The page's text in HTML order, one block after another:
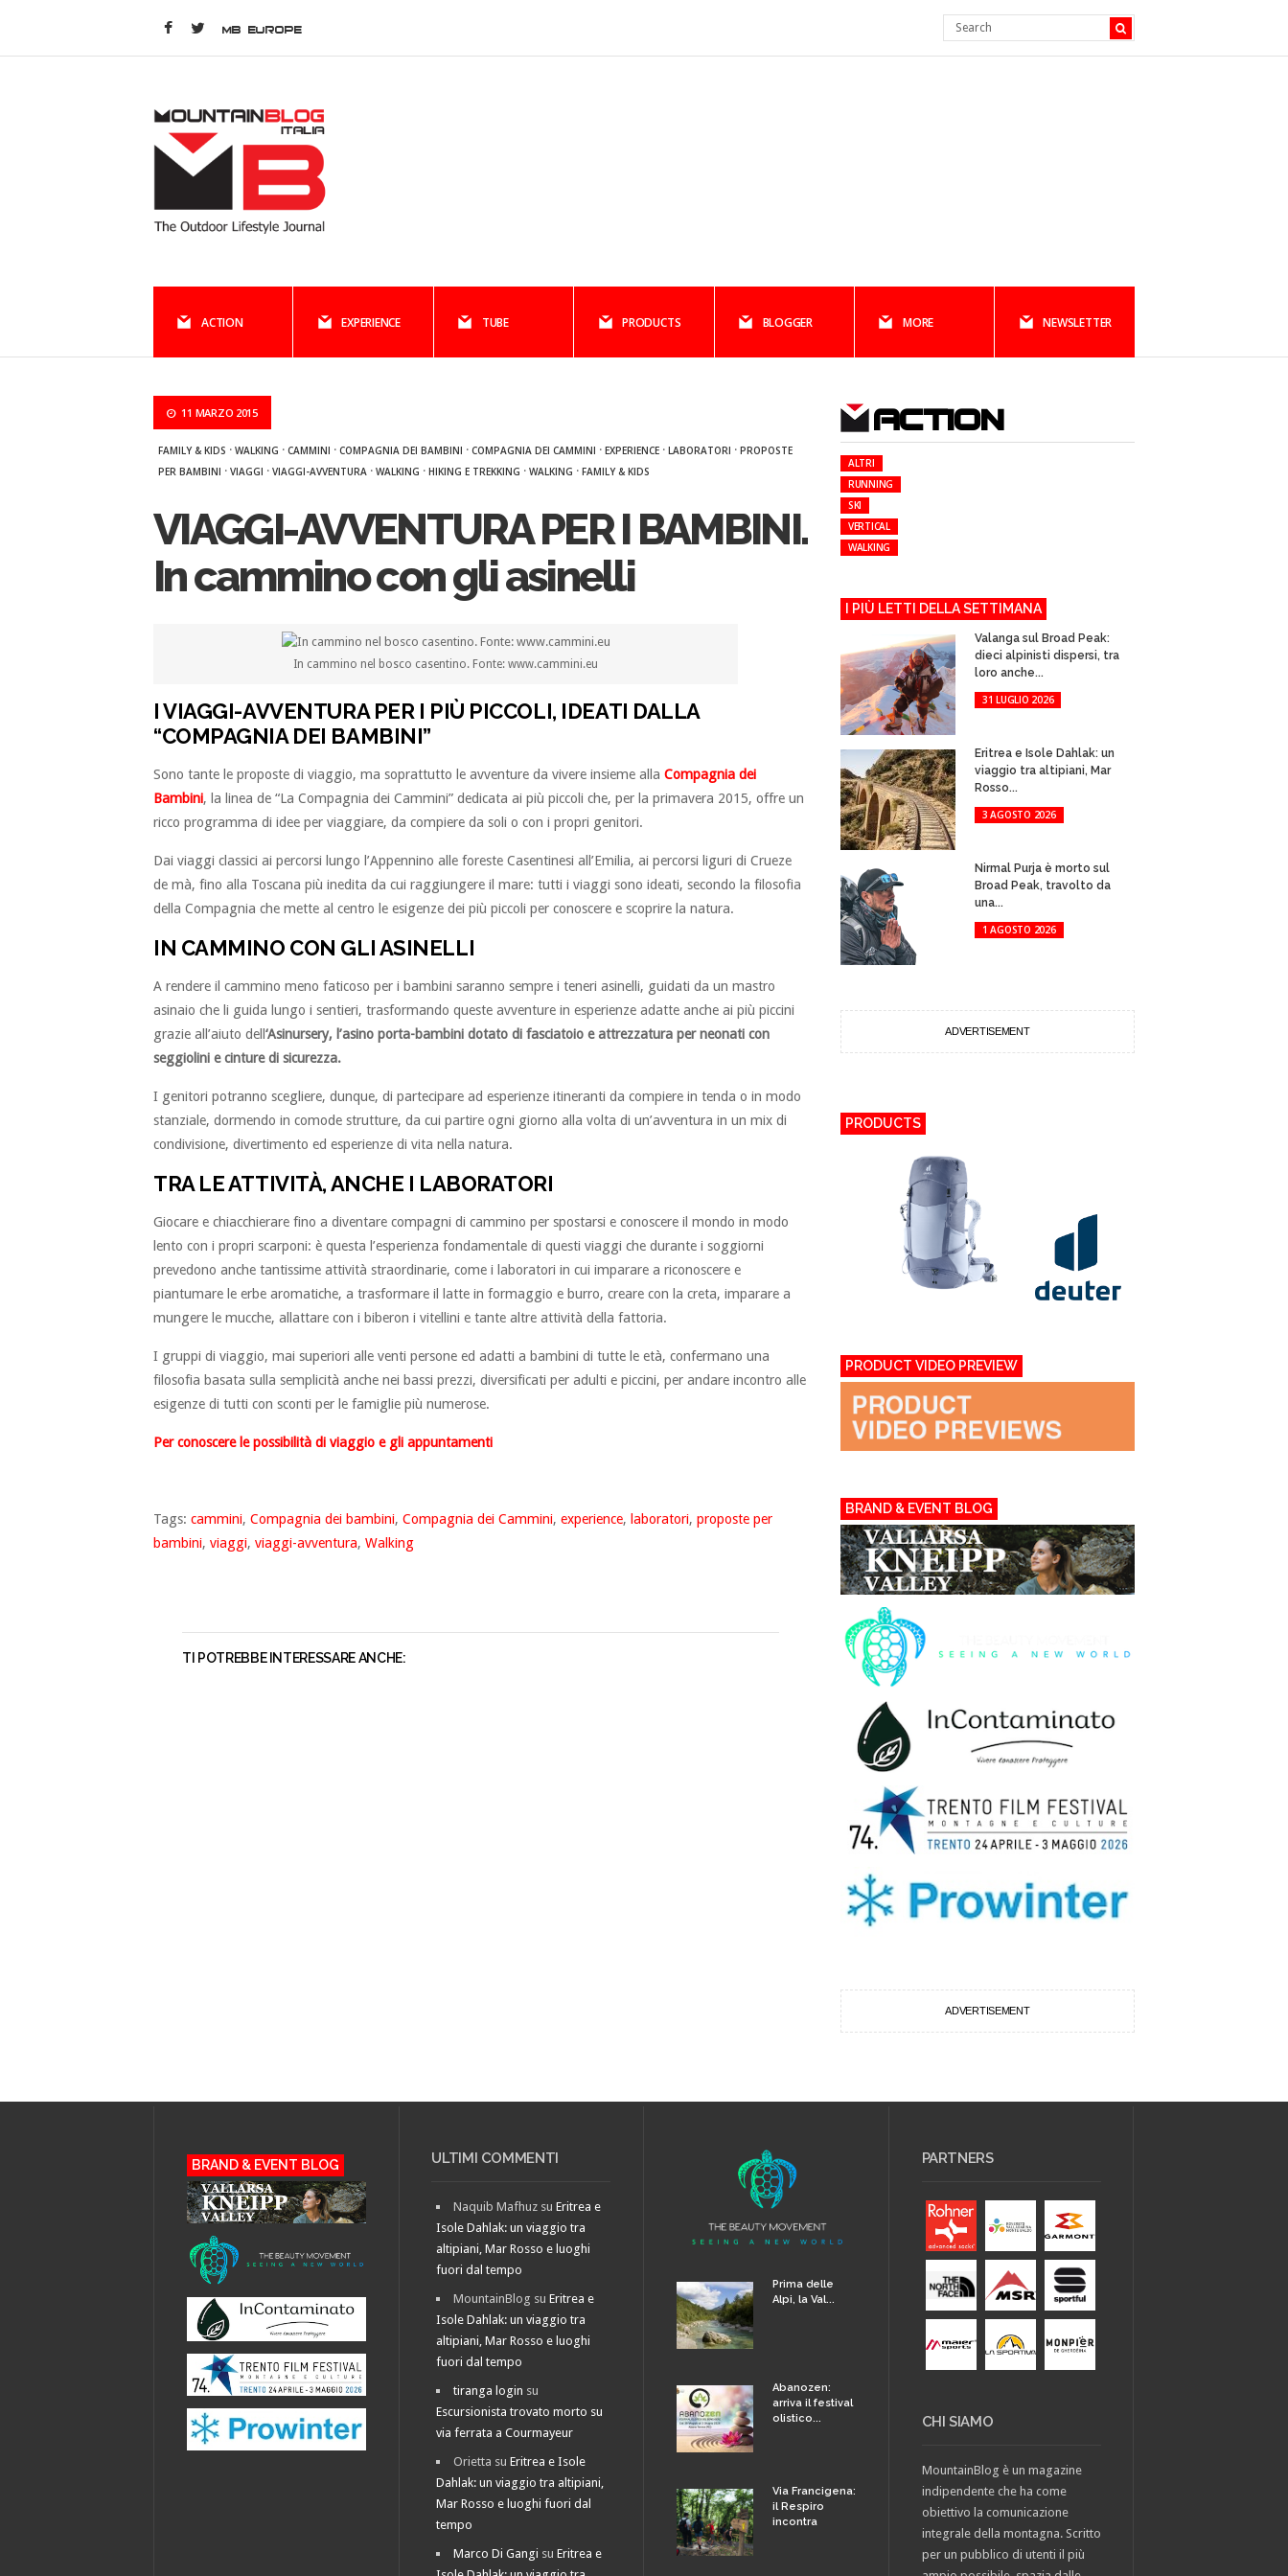
MB EUROPE
ACTION EXPERIENCE TUBE PRODUCTS BLOGGER MORE NEWSLETTER
11 MARZO 2015
FAMILY & KIDS · WALKING · CAMMINI · COMPAGNIA DEI BAMBINI · COMPAGNIA DEI CAMMINI · EXPERIENCE · LABORATORI · PROPOSTE
PER BAMBINI · VIAGGI · VIAGGI-AVVENTURA · WALKING · HIKING E TREKKING · WALKING · FAMILY & KIDS
VIAGGI-AVVENTURA PER I BAMBINI.
In cammino con gli asinelli
In cammino nel bosco casentino. Fonte: www.cammini.eu
I VIAGGI-AVVENTURA PER I PIÙ PICCOLI, IDEATI DALLA
“COMPAGNIA DEI BAMBINI”
Sono tante le proposte di viaggio, ma soprattutto le avventure da vivere insieme alla Compagnia dei
Bambini, la linea de “La Compagnia dei Cammini” dedicata ai più piccoli che, per la primavera 2015, offre un
ricco programma di idee per viaggiare, da compiere da soli o con i propri genitori.
Dai viaggi classici ai percorsi lungo l’Appennino alle foreste Casentinesi all’Emilia, ai percorsi liguri di Crueze
de mà, fino alla Toscana più inedita da cui raggiungere il mare: tutti i viaggi sono ideati, secondo la filosofia
della Compagnia che mette al centro le esigenze dei più piccoli per conoscere e scoprire la natura.
IN CAMMINO CON GLI ASINELLI
A rendere il cammino meno faticoso per i bambini saranno sempre i teneri asinelli, guidati da un mastro
asinaio che li guida lungo i sentieri, trasformando queste avventure in esperienze adatte anche ai più piccini
grazie all’aiuto dell ‘Asinursery, l’asino porta-bambini dotato di fasciatoio e attrezzatura per neonati con
seggiolini e cinture di sicurezza.
I genitori potranno scegliere, dunque, di partecipare ad esperienze itineranti da compiere in tenda o in modo
stanziale, dormendo in comode strutture, da cui partire ogni giorno alla volta di un’avventura in un mix di
condivisione, divertimento ed esperienze di vita nella natura.
TRA LE ATTIVITÀ, ANCHE I LABORATORI
Giocare e chiacchierare fino a diventare compagni di cammino per spostarsi e conoscere il mondo in modo
lento con i propri scarponi: è questa l’esperienza fondamentale di questi viaggi che durante i soggiorni
prevedono anche tantissime attività straordinarie, come i laboratori in cui imparare a riconoscere e
piantumare le erbe aromatiche, a trasformare il latte in formaggio e burro, creare con la creta, imparare a
mungere le mucche, allattare con i biberon i vitellini e tante altre attività della fattoria.
I gruppi di viaggio, mai superiori alle venti persone ed adatti a bambini di tutte le età, confermano una
filosofia basata sulla semplicità anche nei bassi prezzi, diversificati per adulti e piccini, per andare incontro alle
esigenze di tutti con sconti per le famiglie più numerose.
Per conoscere le possibilità di viaggio e gli appuntamenti
Tags: cammini, Compagnia dei bambini, Compagnia dei Cammini, experience, laboratori, proposte per
bambini, viaggi, viaggi-avventura, Walking
TI POTREBBE INTERESSARE ANCHE:
ACTION
ALTRI
RUNNING
SKI
VERTICAL
WALKING
I PIÙ LETTI DELLA SETTIMANA
Valanga sul Broad Peak:
dieci alpinisti dispersi, tra
loro anche...
31 LUGLIO 2026
Eritrea e Isole Dahlak: un
viaggio tra altipiani, Mar
Rosso...
3 AGOSTO 2026
Nirmal Purja è morto sul
Broad Peak, travolto da
una...
1 AGOSTO 2026
ADVERTISEMENT
PRODUCTS
PRODUCT VIDEO PREVIEW
BRAND & EVENT BLOG
ADVERTISEMENT
BRAND & EVENT BLOG ULTIMI COMMENTI
Naquib Mafhuz suEritrea e
Isole Dahlak: un viaggio tra
altipiani, Mar Rosso e luoghi
fuori dal tempo
MountainBlog suEritrea e
Isole Dahlak: un viaggio tra
altipiani, Mar Rosso e luoghi
fuori dal tempo
tiranga login su
Escursionista trovato morto su
via ferrata a Courmayeur
Orietta suEritrea e Isole
Dahlak: un viaggio tra altipiani,
Mar Rosso e luoghi fuori dal
tempo
Marco Di Gangi suEritrea e
Prima delle
Alpi, la Val...
Abanozen:
arriva il festival
olistico...
Via Francigena:
il Respiro
incontra
PARTNERS
CHI SIAMO
MountainBlog è un magazine
indipendente che ha come
obiettivo la comunicazione
integrale della montagna. Scritto
per un pubblico di utenti il più